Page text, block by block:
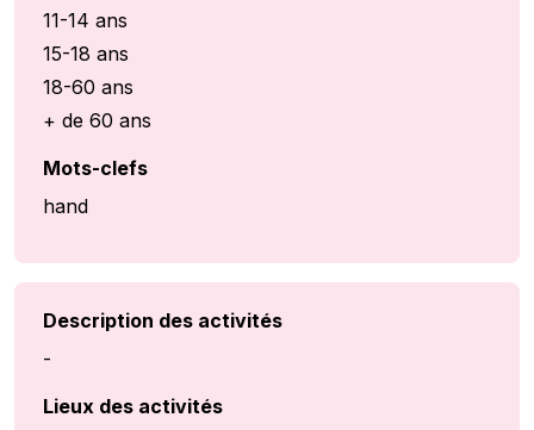
11-14 ans
15-18 ans
18-60 ans
+ de 60 ans
Mots-clefs
hand
Description des activités
-
Lieux des activités